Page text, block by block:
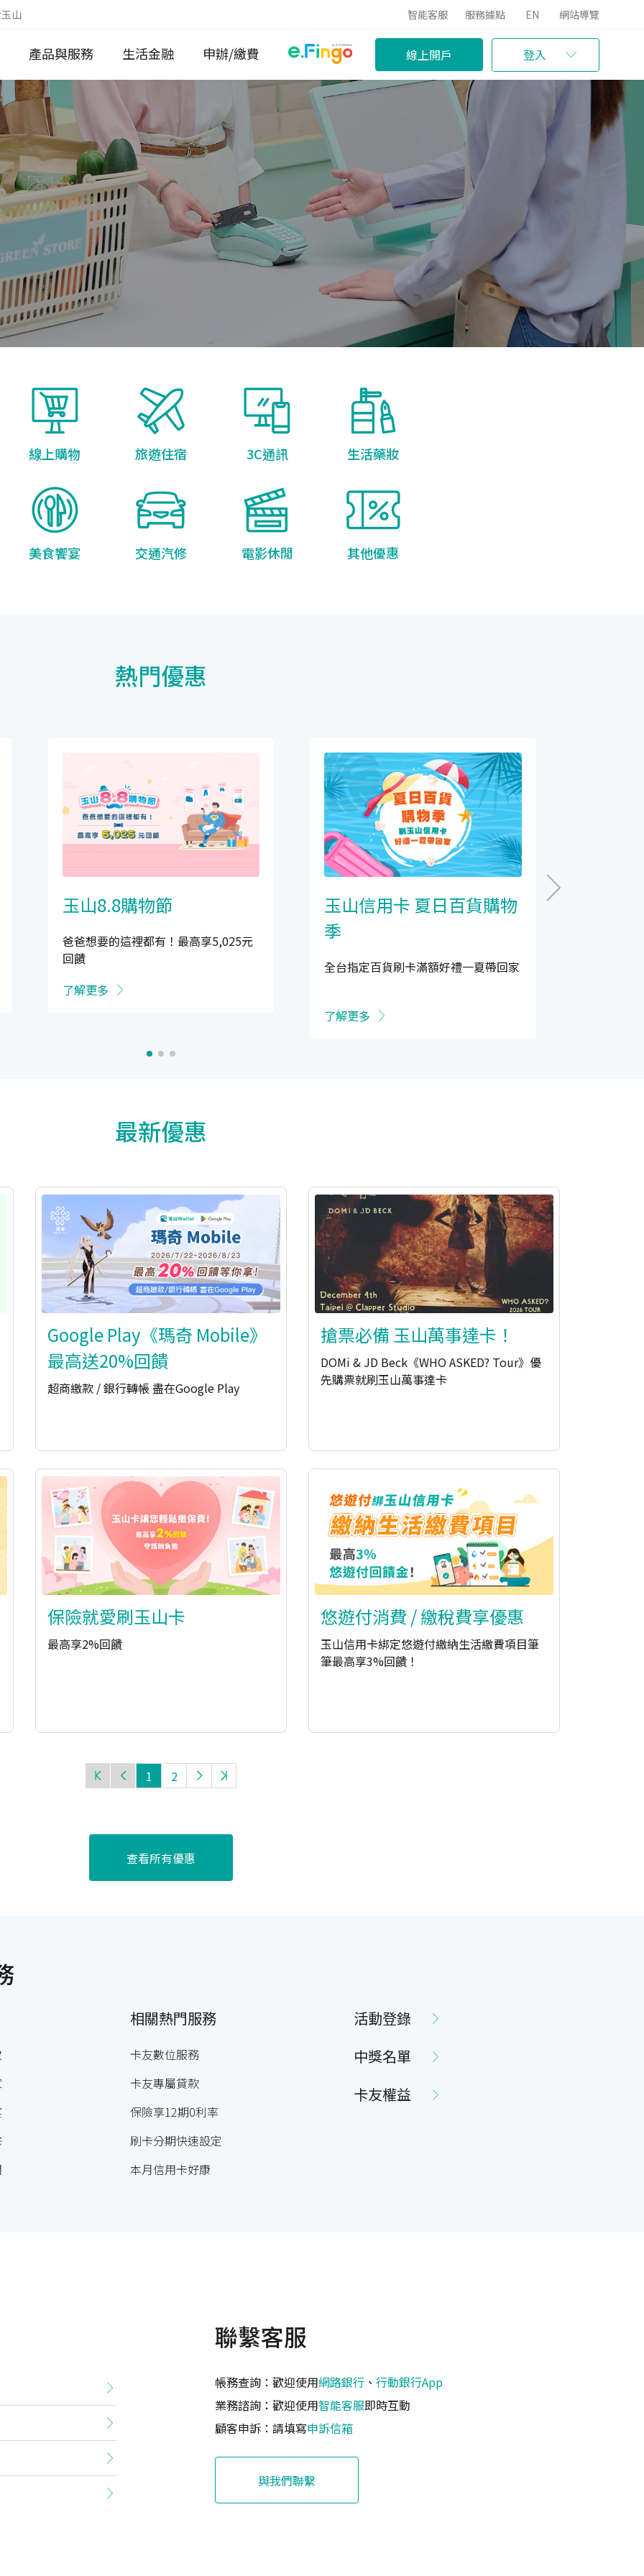
山 智能客服 服務據點 EN 網站導覽
產品與服務 生活金融 申辦/繳費 線上開戶 登入
線上購物 旅遊住宿 3C通訊 生活藥妝
美食饗宴 交通汽修 電影休閒 其他優惠
熱門優惠
玉山8.8購物節
爸爸想要的這裡都有！最高享5,025元
回饋
了解更多
玉山信用卡 夏日百貨購物
季
全台指定百貨刷卡滿額好禮一夏帶回家
了解更多
最新優惠
Google Play《瑪奇 Mobile》
最高送20%回饋
超商繳款 / 銀行轉帳 盡在Google Play​
搶票必備 玉山萬事達卡！
DOMi & JD Beck《WHO ASKED? Tour》優
先購票就刷玉山萬事達卡
保險就愛刷玉山卡
最高享2%回饋
悠遊付消費 / 繳稅費享優惠
玉山信用卡綁定悠遊付繳納生活繳費項目筆
筆最高享3%回饋！
1 2
查看所有優惠
相關熱門服務
卡友數位服務
卡友專屬貸款
保險享12期0利率
刷卡分期快速設定
本月信用卡好康
活動登錄
中獎名單
卡友權益
聯繫客服
帳務查詢：歡迎使用網路銀行 、 行動銀行App
業務諮詢：歡迎使用智能客服即時互動
顧客申訴：請填寫申訴信箱
與我們聯繫